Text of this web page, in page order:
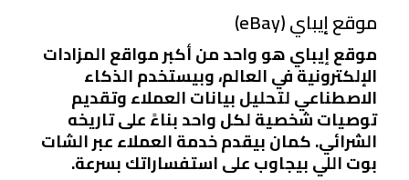
موقع إيباي (eBay)
موقع إيباي هو واحد من أكبر مواقع المزادات
الإلكترونية في العالم، وبيستخدم الذكاء
الاصطناعي لتحليل بيانات العملاء وتقديم
توصيات شخصية لكل واحد بناءً على تاريخه
الشرائي. كمان بيقدم خدمة العملاء عبر الشات
بوت اللي بيجاوب على استفساراتك بسرعة.